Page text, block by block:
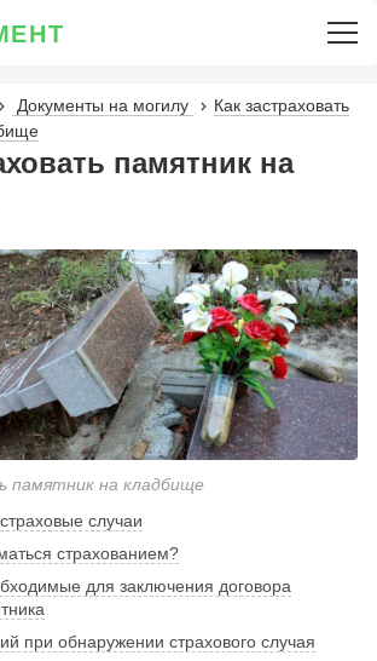
Документы на могилу
Как застраховать
памятник на
памятник на кладбище
случаи
страхованием?
для заключения договора
при обнаружении страхового случая